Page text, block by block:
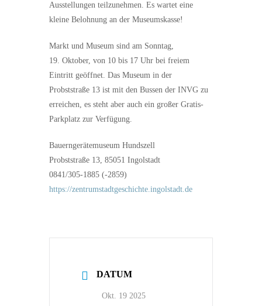
Ausstellungen teilzunehmen. Es wartet eine
kleine Belohnung an der Museumskasse!
Markt und Museum sind am Sonntag,
19. Oktober, von 10 bis 17 Uhr bei freiem
Eintritt geöffnet. Das Museum in der
Probststraße 13 ist mit den Bussen der INVG zu
erreichen, es steht aber auch ein großer Gratis-
Parkplatz zur Verfügung.
Bauerngerätemuseum Hundszell
Probststraße 13, 85051 Ingolstadt
0841/305-1885 (-2859)
https://zentrumstadtgeschichte.ingolstadt.de
DATUM
Okt. 19 2025